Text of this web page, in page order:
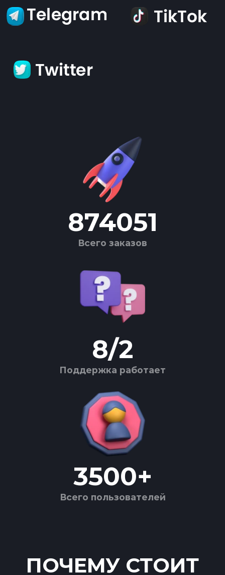
874051
Всего заказов
8/2
Поддержка работает
3500+
Всего пользователей
ПОЧЕМУ СТОИТ